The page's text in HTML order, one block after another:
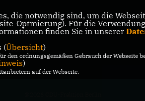
KONTAKT
die notwendig sind, um die
Optmierung). Für die
finden Sie in unserer
(Übersicht)
den ordnungsgemäßen Gebrauch der Webseite
)
auf der Webseite.